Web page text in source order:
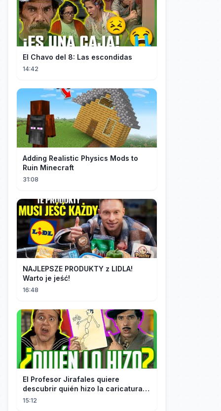
El Chavo del 8: Las escondidas
14:42
Adding Realistic Physics Mods to
Ruin Minecraft
31:08
NAJLEPSZE PRODUKTY z LIDLA!
Warto je jeść!
16:48
El Profesor Jirafales quiere
descubrir quién hizo la caricatura
de él
15:12